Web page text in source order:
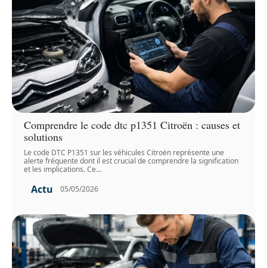
Comprendre le code dtc p1351 Citroën : causes et
solutions
Le code DTC P1351 sur les véhicules Citroën représente une
alerte fréquente dont il est crucial de comprendre la signification
et les implications. Ce…
Actu 05/05/2026